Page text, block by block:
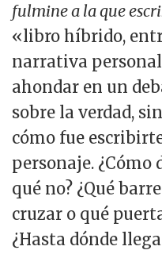
fulmine a la que
«libro híbrido,
narrativa
ahondar en un
sobre la verdad,
cómo fue
personaje.
qué no? ¿Qué
cruzar o qué
¿Hasta dónde